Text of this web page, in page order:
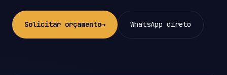
Solicitar orçamento→ WhatsApp direto